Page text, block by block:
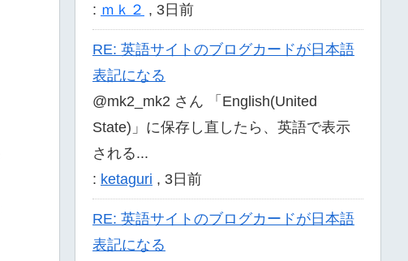
: ｍｋ２ , 3日前
RE: 英語サイトのブログカードが日本語
表記になる
@mk2_mk2 さん 「English(United
State)」に保存し直したら、英語で表示
される...
: ketaguri , 3日前
RE: 英語サイトのブログカードが日本語
表記になる